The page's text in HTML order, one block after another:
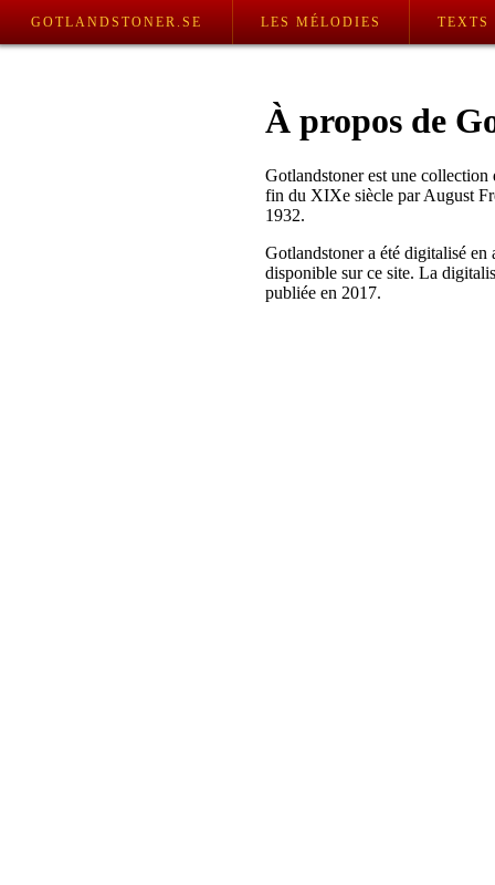
GOTLANDSTONER.SE LES MÉLODIES TEXTS
À propos de
Gotlandstoner est une
fin du XIXe siècle par August
1932.
Gotlandstoner a été digitalisé
disponible sur ce site. La
publiée en 2017.